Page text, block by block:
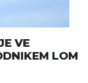
VE
LOM